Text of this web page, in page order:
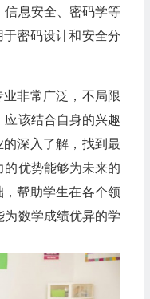
信息安全、密码学等
密码设计和安全分
非常广泛，不局限
该结合自身的兴趣
深入了解，找到最
优势能够为未来的
帮助学生在各个领
数学成绩优异的学